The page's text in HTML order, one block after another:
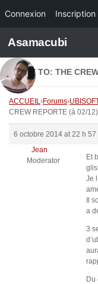
Connexion Inscription
Skip to content
Asamacubi
REPLY TO: THE
ACCUEIL›Forums›
CREW REPORTE (à 02/12)
6 octobre 2014 at 22 h 57
Jean
Moderator
Et
Je
Il
a
3
Du